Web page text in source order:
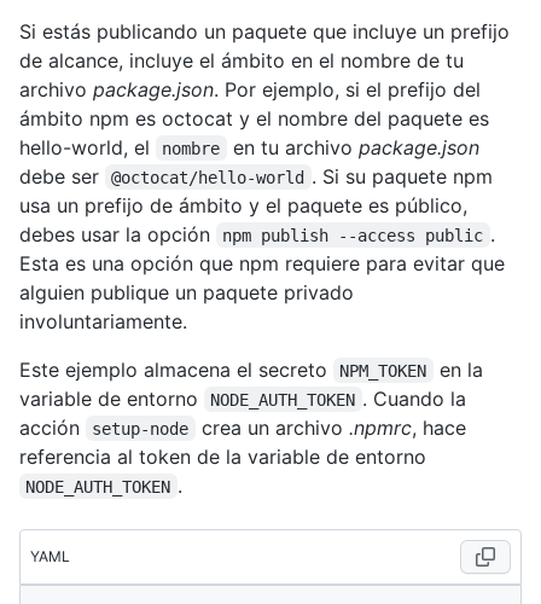
Si estás publicando un paquete que incluye un prefijo
de alcance, incluye el ámbito en el nombre de tu
archivo package.json. Por ejemplo, si el prefijo del
ámbito npm es octocat y el nombre del paquete es
hello-world, el
nombre en tu archivo package.json
debe ser
@octocat/hello-world . Si su paquete npm
usa un prefijo de ámbito y el paquete es público,
debes usar la opción
npm publish --access public .
Esta es una opción que npm requiere para evitar que
alguien publique un paquete privado
involuntariamente.
Este ejemplo almacena el secreto
NPM_TOKEN
en la
variable de entorno
NODE_AUTH_TOKEN . Cuando la
acción
setup-node crea un archivo .npmrc, hace
referencia al token de la variable de entorno
NODE_AUTH_TOKEN .
YAML